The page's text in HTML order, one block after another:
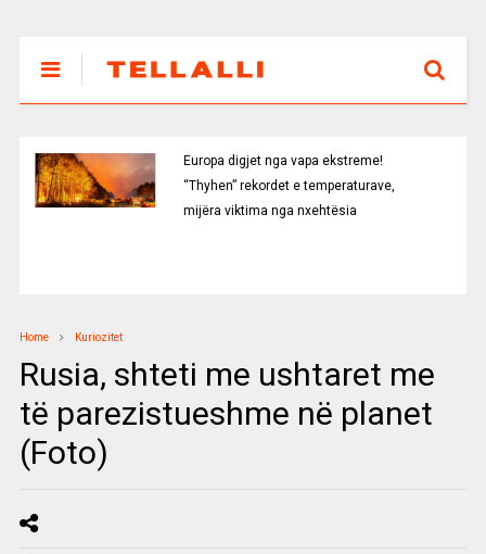
Europa digjet nga vapa ekstreme!
“Thyhen” rekordet e temperaturave,
mijëra viktima nga nxehtësia
Home Kuriozitet
Rusia, shteti me ushtaret me
të parezistueshme në planet
(Foto)